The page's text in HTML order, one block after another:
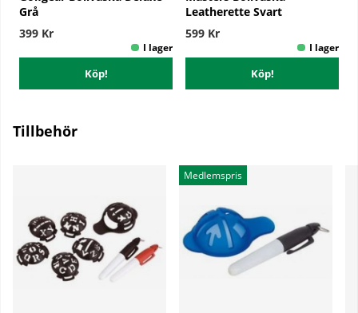
Grå
399 Kr
Köp!
Leatherette Svart
599 Kr
Köp!
Tillbehör
Medlemspris